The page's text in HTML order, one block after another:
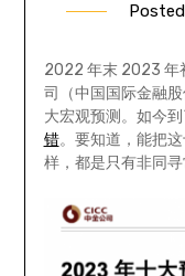
2022 年末 2023 年
司（中国国际金融
大宏观预测。如今
错。要知道，能把
样，都是只有非同寻